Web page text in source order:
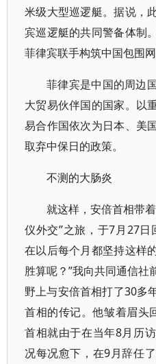
米级大型巡逻艇。据说，
宾巡逻艇的共同警备体制
菲律宾联手构筑中国包围网
菲律宾是中国的周边
大贸易伙伴国的国家。以
易合作国依次为日本、美
取弃中保日的政策。
不测的大肠炎
就这样，安倍首相带
仪外交”之旅，于7月27
在以后每个月都坚持这样
胜算呢？”我向共同通信社
野上与安倍首相打了30多
首相的传记。他皱着眉头
首相就由于在当年8月历
况每况愈下，在9月辞任